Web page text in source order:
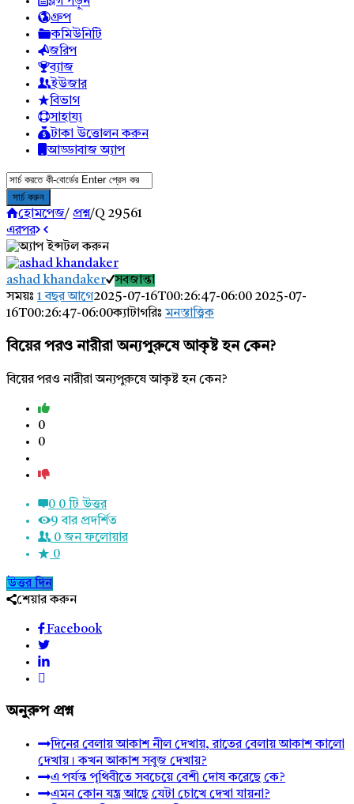
গ্রুপ
কমিউনিটি
জরিপ
ব্যাজ
ইউজার
বিভাগ
সাহায্য
টাকা উত্তোলন করুন
আড্ডাবাজ অ্যাপ
হোমপেজ/ প্রশ্ন/Q 29561
এরপর
AddaBuzz.net
Latest
প্রশ্ন
ashad khandaker
সবজান্তা
সময়ঃ 1 বছর আগে2025-07-16T00:26:47-06:00 2025-07-
16T00:26:47-06:00ক্যাটাগরিঃ মনস্তাত্ত্বিক
বিয়ের পরও নারীরা অন্যপুরুষে আকৃষ্ট হন কেন?
বিয়ের পরও নারীরা অন্যপুরুষে আকৃষ্ট হন কেন?
0
0
0 0 টি উত্তর
9বার প্রদর্শিত
0 জন ফলোয়ার
0
উত্তর দিন
শেয়ার করুন
Facebook
অনুরুপ প্রশ্ন
দিনের বেলায় আকাশ নীল দেখায়, রাতের বেলায় আকাশ কালো
দেখায়। কখন আকাশ সবুজ দেখায়?
এ পর্যন্ত পৃথিবীতে সবচেয়ে বেশী দোষ করেছে কে?
এমন কোন যন্ত্র আছে যেটা চোখে দেখা যায়না?